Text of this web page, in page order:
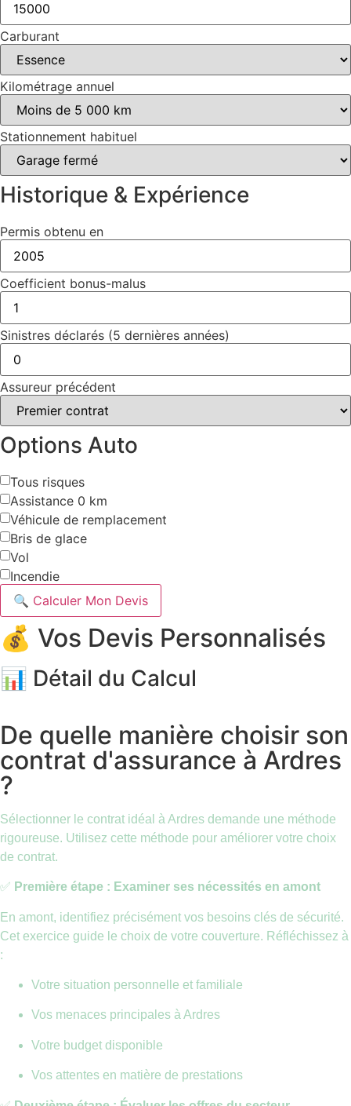
Carburant
Kilométrage annuel
Stationnement habituel
Historique & Expérience
Permis obtenu en
Coefficient bonus-malus
Sinistres déclarés (5 dernières années)
Assureur précédent
Options Auto
Tous risques
Assistance 0 km
Véhicule de remplacement
Bris de glace
Vol
Incendie
🔍 Calculer Mon Devis
💰 Vos Devis Personnalisés
📊 Détail du Calcul
De quelle manière choisir son
contrat d'assurance à Ardres
?
Sélectionner le contrat idéal à Ardres demande une méthode
rigoureuse. Utilisez cette méthode pour améliorer votre choix
de contrat.
✅ Première étape : Examiner ses nécessités en amont
En amont, identifiez précisément vos besoins clés de sécurité.
Cet exercice guide le choix de votre couverture. Réfléchissez à
:
Votre situation personnelle et familiale
Vos menaces principales à Ardres
Votre budget disponible
Vos attentes en matière de prestations